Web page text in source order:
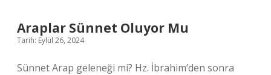
Araplar Sünnet Oluyor Mu
Tarih: Eylül 26, 2024
Sünnet Arap geleneği mi? Hz. İbrahim’den sonra